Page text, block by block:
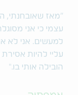
"מאז שאובחנתי,
עצמי כי אני
למעשים. אני לא
עליי להיות
הובילה אותי בו."